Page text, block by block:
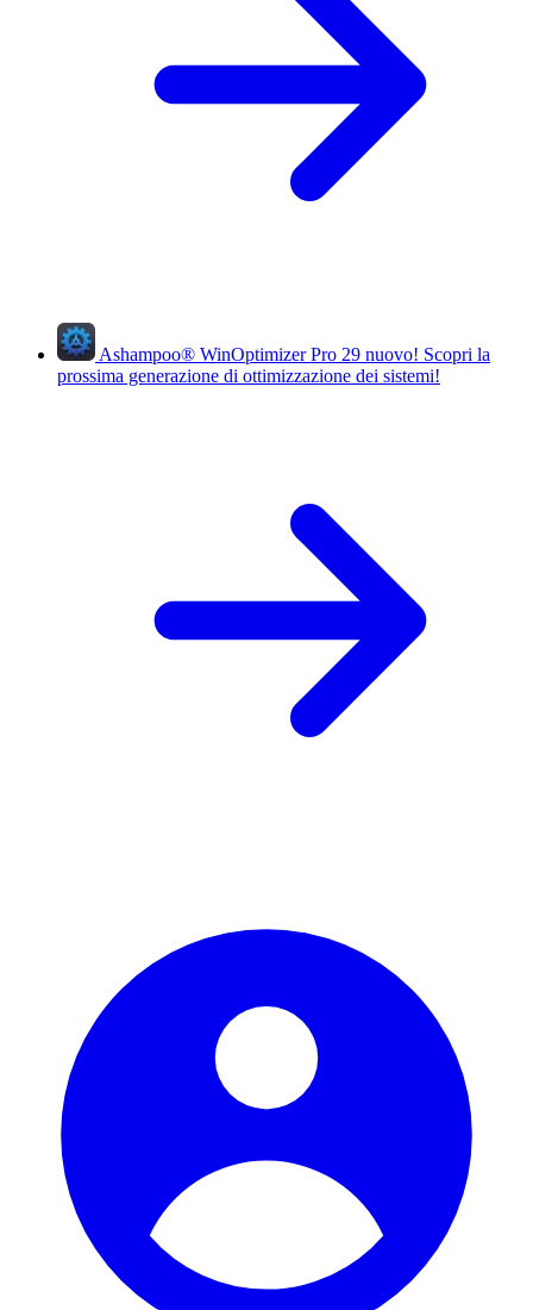
Ashampoo® WinOptimizer Pro 29 nuovo! Scopri la
prossima generazione di ottimizzazione dei sistemi!